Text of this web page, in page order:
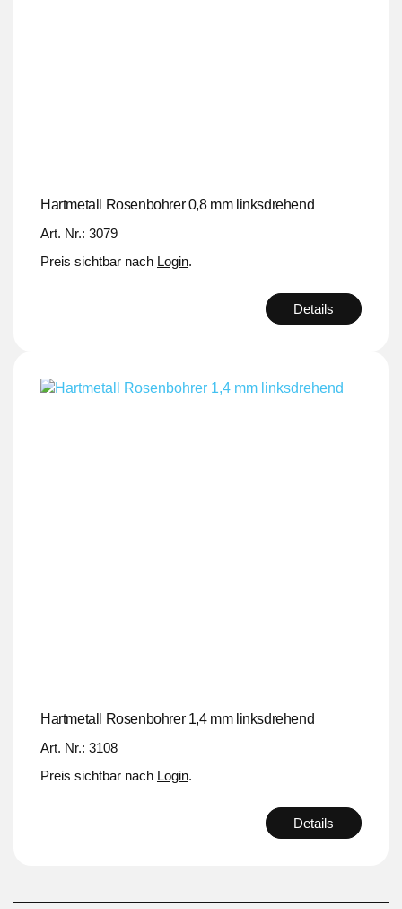
Hartmetall Rosenbohrer 0,8 mm linksdrehend
Art. Nr.: 3079
Preis sichtbar nach Login.
Details
Hartmetall Rosenbohrer 1,4 mm linksdrehend
Art. Nr.: 3108
Preis sichtbar nach Login.
Details